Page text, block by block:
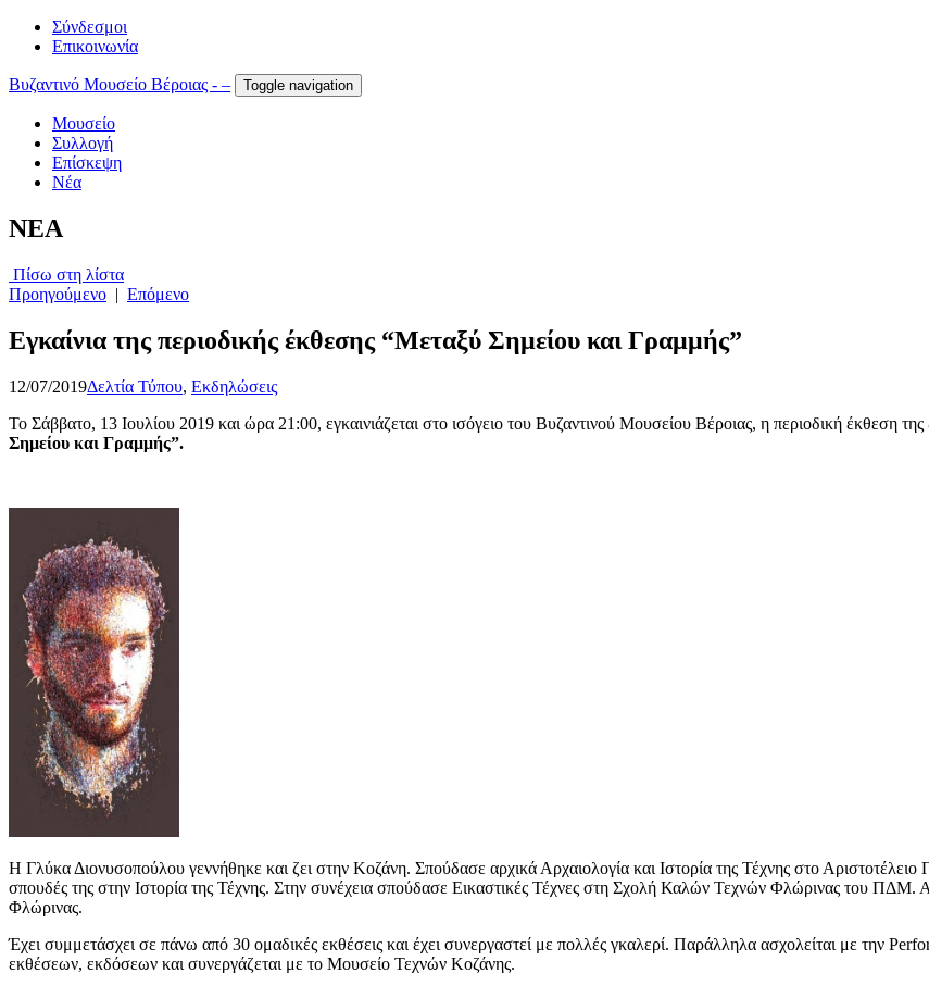
Σύνδεσμοι
Επικοινωνία
Βυζαντινό Μουσείο Βέροιας - – Toggle navigation
Μουσείο
Συλλογή
Επίσκεψη
Νέα
NEA
Πίσω στη λίστα
Προηγούμενο | Επόμενο
Εγκαίνια της περιοδικής έκθεσης “Μεταξύ Σημείου και Γραμμής”
12/07/2019Δελτία Τύπου, Εκδηλώσεις
Το Σάββατο, 13 Ιουλίου 2019 και ώρα 21:00, εγκαινιάζεται στο ισόγειο του Βυζαντινού Μουσείου Βέροιας, η περιοδική έκθεση
Σημείου και Γραμμής”.
Η Γλύκα Διονυσοπούλου γεννήθηκε και ζει στην Κοζάνη. Σπούδασε αρχικά Αρχαιολογία και Ιστορία της Τέχνης στο
σπουδές της στην Ιστορία της Τέχνης. Στην συνέχεια σπούδασε Εικαστικές Τέχνες στη Σχολή Καλών Τεχνών Φλώρινας του
Φλώρινας.
Έχει συμμετάσχει σε πάνω από 30 ομαδικές εκθέσεις και έχει συνεργαστεί με πολλές γκαλερί. Παράλληλα ασχολείται με την
εκθέσεων, εκδόσεων και συνεργάζεται με το Μουσείο Τεχνών Κοζάνης.